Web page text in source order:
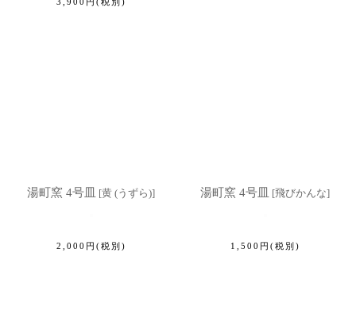
湯町窯 4号皿 [黄 (うずら)]
2,000 円 (税別)
湯町窯 4号皿 [飛びかんな]
1,500 円 (税別)